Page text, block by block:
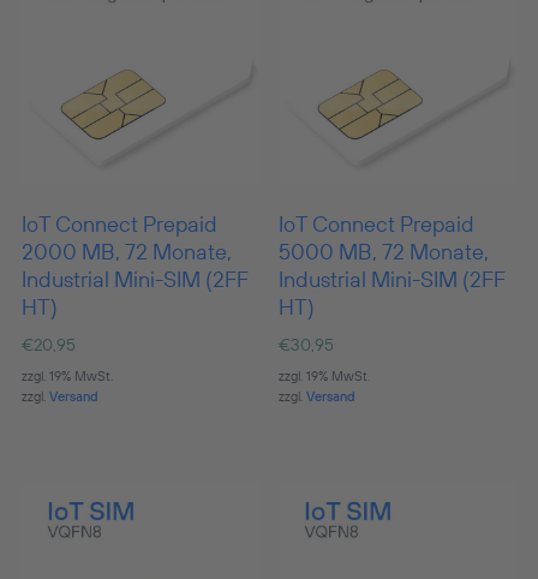
IoT Connect Prepaid
2000 MB, 72 Monate,
Industrial Mini-SIM (2FF
HT)
€20,95
zzgl. 19% MwSt.
zzgl. Versand
IoT Connect Prepaid
5000 MB, 72 Monate,
Industrial Mini-SIM (2FF
HT)
€30,95
zzgl. 19% MwSt.
zzgl.Versand